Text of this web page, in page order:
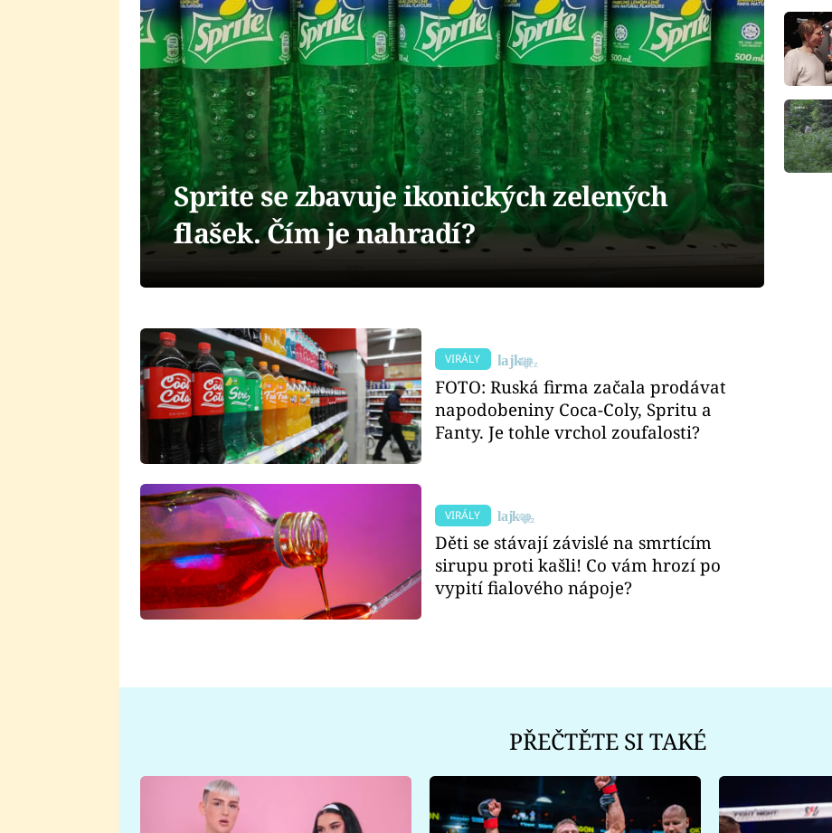
Sprite se zbavuje ikonických zelených
flašek. Čím je nahradí?
VIRÁLY
FOTO: Ruská firma začala prodávat
napodobeniny Coca-Coly, Spritu a
Fanty. Je tohle vrchol zoufalosti?
VIRÁLY
Děti se stávají závislé na smrtícím
sirupu proti kašli! Co vám hrozí po
vypití fialového nápoje?
PŘEČTĚTE SI TAKÉ